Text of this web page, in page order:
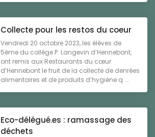
Collecte pour les restos du coeur
Vendredi 20 octobre 2023, les élèves de
5ème du collège P. Langevin d’Hennebont,
ont remis aux Restaurants du cœur
d’Hennebont le fruit de la collecte de denrées
alimentaires et de produits d’hygiène q ...
Eco-délégué.es : ramassage des
déchets